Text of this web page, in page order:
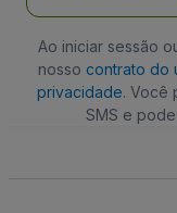
Ao iniciar sessão
nosso contrato do
privacidade. Você
SMS e